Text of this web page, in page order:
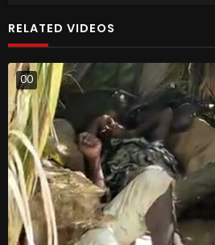
RELATED VIDEOS
00